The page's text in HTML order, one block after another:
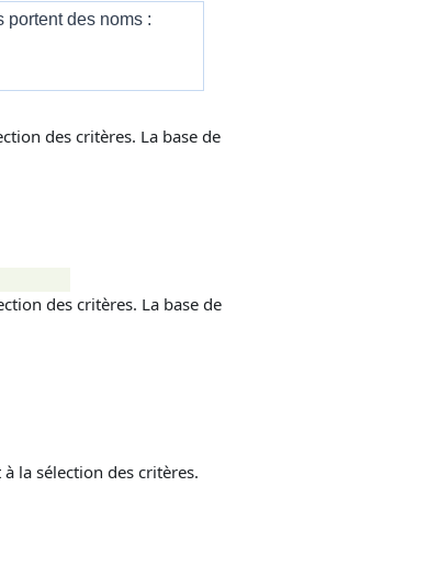
portent des noms :
des critères. La base de
des critères. La base de
la sélection des critères.